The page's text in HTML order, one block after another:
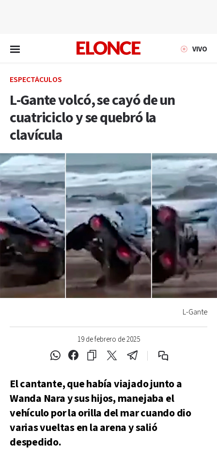
VIVO
ESPECTÁCULOS
L-Gante volcó, se cayó de un
cuatriciclo y se quebró la
clavícula
19 de febrero de 2025
L-Gante
El cantante, que había viajado junto a
Wanda Nara y sus hijos, manejaba el
vehículo por la orilla del mar cuando dio
varias vueltas en la arena y salió
despedido.